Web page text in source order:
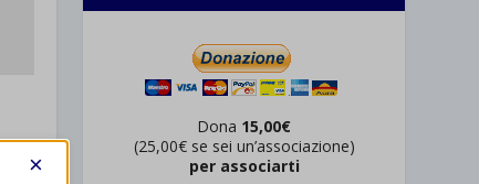
Dona 15,00€
(25,00€ se sei un’associazione)
per associarti
×